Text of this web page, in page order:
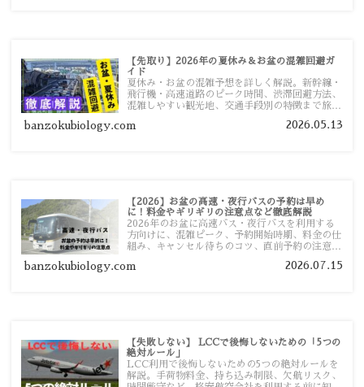
【先取り】2026年の夏休み＆お盆の混雑回避ガ
イド
夏休み・お盆の混雑予想を詳しく解説。新幹線・
飛行機・高速道路のピーク時間、渋滞回避方法、
混雑しやすい観光地、交通手段別の特徴まで旅行
banzokubiology.com 2026.05.13
【2026】お盆の高速・夜行バスの予約は早め
に！料金やギリギリの注意点など徹底解説
2026年のお盆に高速バス・夜行バスを利用する
方向けに、混雑ピーク、予約開始時期、料金の仕
組み、キャンセル待ちのコツ、直前予約の注意点
banzokubiology.com 2026.07.15
【失敗しない】 LCCで後悔しないための「5つの
絶対ルール」
LCC利用で後悔しないための5つの絶対ルールを
解説。手荷物料金、持ち込み制限、欠航リスク、